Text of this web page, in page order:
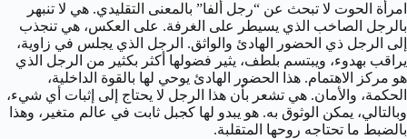
امرأة الحوت لا تبحث عن “رجل ألفا” بالمعنى التقليدي. هي لا تنبهر
بالرجل الصاخب الذي يسيطر على الغرفة. على العكس، هي تنجذب
إلى الرجل ذي الحضور الهادئ والواثق. الرجل الذي يجلس في زاوية،
يراقب بهدوء، ويبتسم بلطف، يثير فضولها أكثر بكثير من الرجل الذي
هو مركز الاهتمام. هذا الحضور الهادئ يوحي لها بالقوة الداخلية،
الحكمة، والأمان. هي تشعر بأن هذا الرجل لا يحتاج إلى إثبات أي شيء،
وبالتالي، يمكن الوثوق به. هو يبدو لها كجبل ثابت في عالم متغير، وهذا
بالضبط ما تحتاجه روحها المتقلبة.